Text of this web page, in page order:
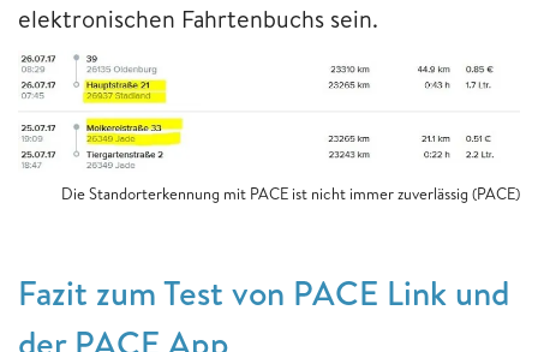
elektronischen Fahrtenbuchs sein.
Die Standorterkennung mit PACE ist nicht immer zuverlässig (PACE)
Fazit zum Test von PACE Link und